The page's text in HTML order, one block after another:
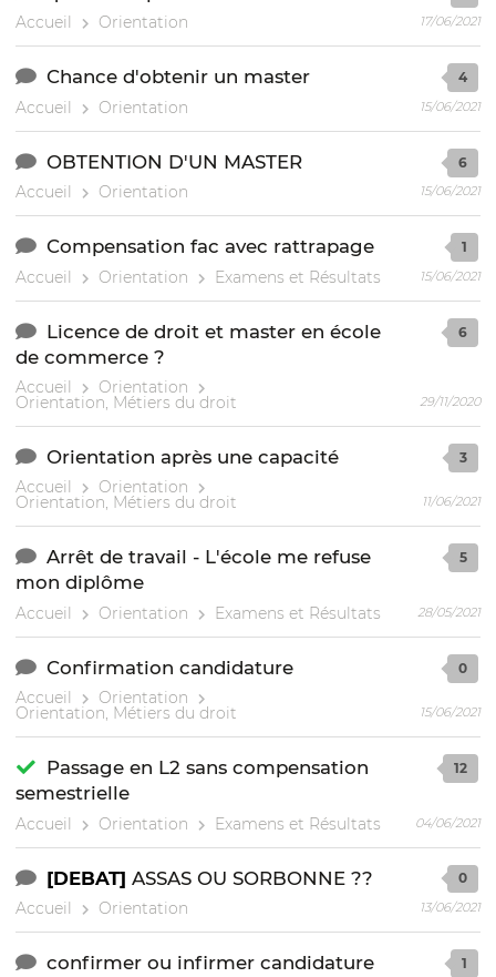
Accueil Orientation 17/06/2021
Chance d'obtenir un master
Accueil Orientation
4
15/06/2021
OBTENTION D'UN MASTER
Accueil Orientation
6
15/06/2021
Compensation fac avec rattrapage
Accueil Orientation Examens et Résultats
1
15/06/2021
Licence de droit et master en école
de commerce ?
Accueil Orientation
Orientation, Métiers du droit
6
29/11/2020
Orientation après une capacité
Accueil Orientation
Orientation, Métiers du droit
3
11/06/2021
Arrêt de travail - L'école me refuse
mon diplôme
Accueil Orientation Examens et Résultats
5
28/05/2021
Confirmation candidature
Accueil Orientation
Orientation, Métiers du droit
0
15/06/2021
Passage en L2 sans compensation
semestrielle
Accueil Orientation Examens et Résultats
12
04/06/2021
[DEBAT] ASSAS OU SORBONNE ??
Accueil Orientation
0
13/06/2021
confirmer ou infirmer candidature
1